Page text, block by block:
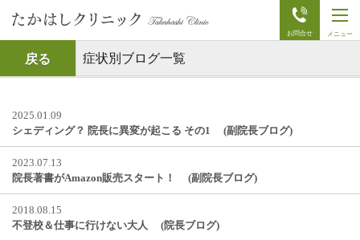
t
o
g
e
戻る 症状別ブログ一覧
2025.01.09
シェディング？ 院長に異変が起こる その1 (副院長ブログ)
2023.07.13
院長著書がAmazon販売スタート！ (副院長ブログ)
2018.08.15
不登校＆仕事に行けない大人 (院長ブログ)